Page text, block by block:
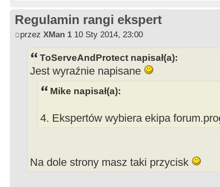
Regulamin rangi ekspert
przez XMan 1 10 Sty 2014, 23:00
ToServeAndProtect napisał(a):
Jest wyraźnie napisane
Mike napisał(a):
4. Ekspertów wybiera ekipa
Na dole strony masz taki przycisk